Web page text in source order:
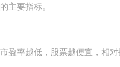
主要指标。
率越低，股票越便宜，相对